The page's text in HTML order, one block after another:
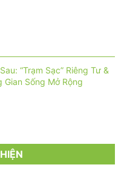
“Trạm Sạc” Riêng Tư &
Gian Sống Mở Rộng